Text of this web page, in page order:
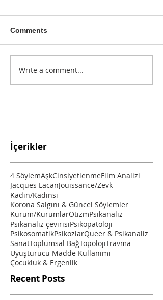
Comments
Write a comment...
İçerikler
4 SöylemAşkCinsiyetlenmeFilm Analizi
Jacques LacanJouissance/Zevk
Kadın/Kadınsı
Korona Salgını & Güncel Söylemler
Kurum/KurumlarOtizmPsikanaliz
Psikanaliz çevirisiPsikopatoloji
PsikosomatikPsikozlarQueer & Psikanaliz
SanatToplumsal BağTopolojiTravma
Uyuşturucu Madde Kullanımı
Çocukluk & Ergenlik
Recent Posts